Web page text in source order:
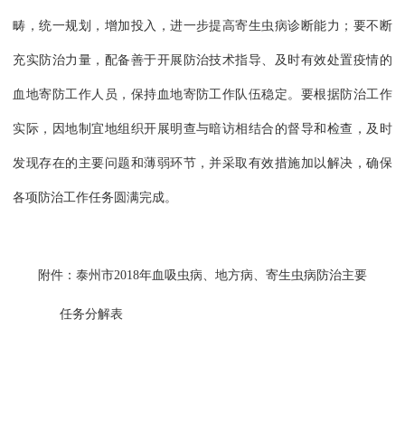
畴，统一规划，增加投入，进一步提高寄生虫病诊断能力；要不断
充实防治力量，配备善于开展防治技术指导、及时有效处置疫情的
血地寄防工作人员，保持血地寄防工作队伍稳定。要根据防治工作
实际，因地制宜地组织开展明查与暗访相结合的督导和检查，及时
发现存在的主要问题和薄弱环节，并采取有效措施加以解决，确保
各项防治工作任务圆满完成。
附件：泰州市2018年血吸虫病、地方病、寄生虫病防治主要
任务分解表